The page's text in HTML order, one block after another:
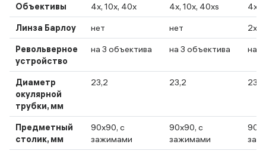
Объективы
4х, 10х, 40х 4х, 10х, 40хs
4х,
Линза Барлоу
нет нет
2x
Револьверное
устройство
на 3 объектива на 3 объектива на
Диаметр
окулярной
трубки, мм
23,2 23,2 23,2
Предметный
столик, мм
90x90, с
зажимами
90x90, с
зажимами